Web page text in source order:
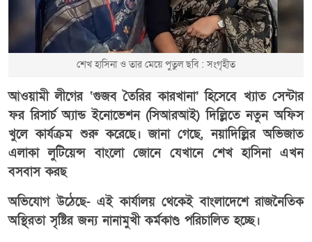
শেখ হাসিনা ও তার মেয়ে পুতুল ছবি : সংগৃহীত
আওয়ামী লীগের ‘গুজব তৈরির কারখানা’ হিসেবে খ্যাত সেন্টার
ফর রিসার্চ অ্যান্ড ইনোভেশন (সিআরআই) দিল্লিতে নতুন অফিস
খুলে কার্যক্রম শুরু করেছে। জানা গেছে, নয়াদিল্লির অভিজাত
এলাকা লুটিয়েন্স বাংলো জোনে যেখানে শেখ হাসিনা এখন
বসবাস করছ
অভিযোগ উঠেছে- এই কার্যালয় থেকেই বাংলাদেশে রাজনৈতিক
অস্থিরতা সৃষ্টির জন্য নানামুখী কর্মকাণ্ড পরিচালিত হচ্ছে।